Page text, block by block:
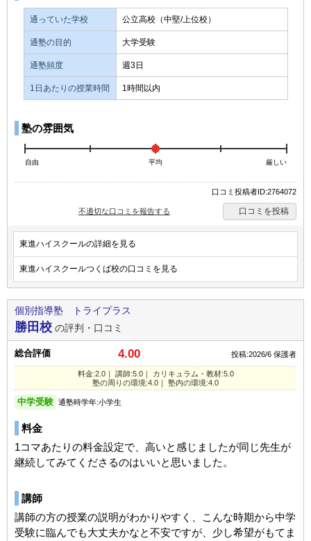
通っていた学校 公立高校（中堅/上位校）
通塾の目的 大学受験
通塾頻度 週3日
1日あたりの授業時間 1時間以内
塾の雰囲気
自由 平均 厳しい
口コミ投稿者ID:2764072
不適切な口コミを報告する 口コミを投稿
東進ハイスクールの詳細を見る
東進ハイスクールつくば校の口コミを見る
個別指導塾 トライプラス
勝田校 の評判・口コミ
総合評価 4.00 投稿:2026/6 保護者
料金:2.0｜ 講師:5.0｜ カリキュラム・教材:5.0
塾の周りの環境:4.0｜ 塾内の環境:4.0
中学受験 通塾時学年:小学生
料金
1コマあたりの料金設定で、高いと感じましたが同じ先生が
継続してみてくださるのはいいと思いました。
講師
講師の方の授業の説明がわかりやすく、こんな時期から中学
受験に臨んでも大丈夫かなと不安ですが、少し希望がもてま